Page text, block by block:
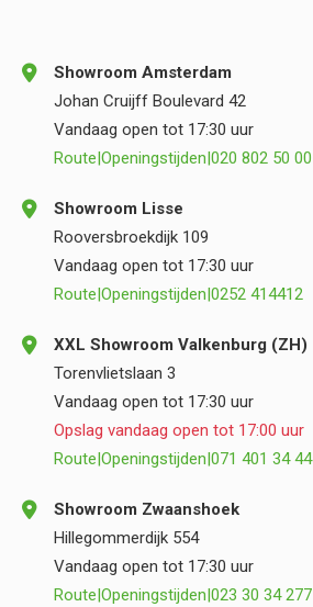
Showroom Amsterdam
Johan Cruijff Boulevard 42
Vandaag open tot 17:30 uur
Route|Openingstijden|020 802 50 00
Showroom Lisse
Rooversbroekdijk 109
Vandaag open tot 17:30 uur
Route|Openingstijden|0252 414412
XXL Showroom Valkenburg (ZH)
Torenvlietslaan 3
Vandaag open tot 17:30 uur
Opslag vandaag open tot 17:00 uur
Route|Openingstijden|071 401 34 44
Showroom Zwaanshoek
Hillegommerdijk 554
Vandaag open tot 17:30 uur
Route|Openingstijden|023 30 34 277